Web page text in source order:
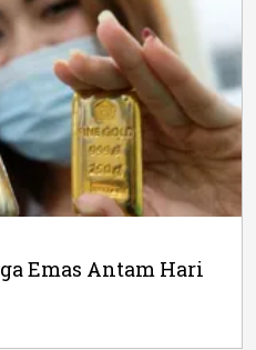
Emas Antam Hari